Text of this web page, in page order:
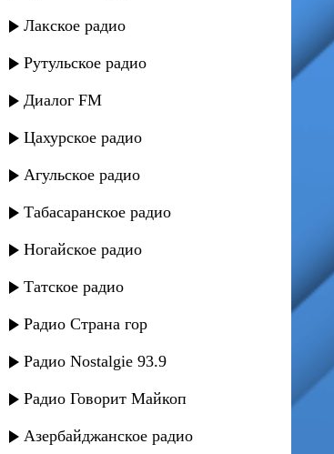
Лакское радио
Рутульское радио
Диалог FM
Цахурское радио
Агульское радио
Табасаранское радио
Ногайское радио
Татское радио
Радио Страна гор
Радио Nostalgie 93.9
Радио Говорит Майкоп
Азербайджанское радио